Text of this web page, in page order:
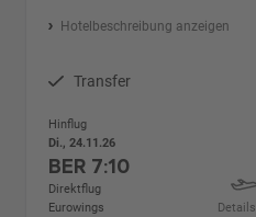
Hotelbeschreibung anzeigen
Transfer
Hinflug
Di., 24.11.26
BER 7:10
Direktflug
Eurowings
Details